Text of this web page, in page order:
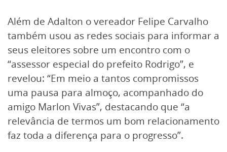
Além de Adalton o vereador Felipe Carvalho
também usou as redes sociais para informar a
seus eleitores sobre um encontro com o
“assessor especial do prefeito Rodrigo”, e
revelou: “Em meio a tantos compromissos
uma pausa para almoço, acompanhado do
amigo Marlon Vivas”, destacando que “a
relevância de termos um bom relacionamento
faz toda a diferença para o progresso”.